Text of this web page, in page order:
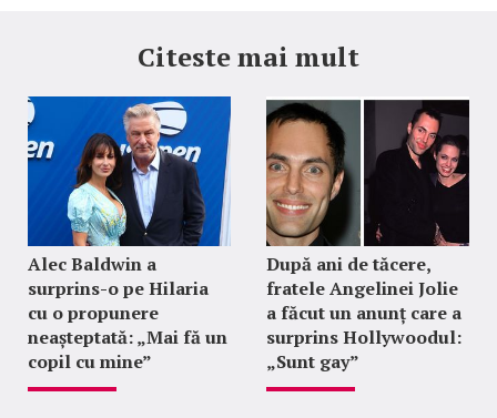
Citeste mai mult
Alec Baldwin a
surprins-o pe Hilaria
cu o propunere
neașteptată: „Mai fă un
copil cu mine”
După ani de tăcere,
fratele Angelinei Jolie
a făcut un anunț care a
surprins Hollywoodul:
„Sunt gay”